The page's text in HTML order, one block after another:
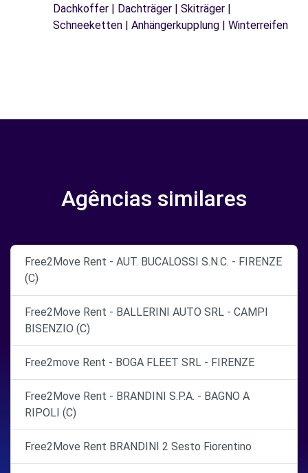
Dachkoffer | Dachträger | Skiträger |
Schneeketten | Anhängerkupplung | Winterreifen
Agências similares
Free2Move Rent - AUT. BUCALOSSI S.N.C. - FIRENZE
(C)
Free2Move Rent - BALLERINI AUTO SRL - CAMPI
BISENZIO (C)
Free2move Rent - BOGA FLEET SRL - FIRENZE
Free2Move Rent - BRANDINI S.P.A. - BAGNO A
RIPOLI (C)
Free2Move Rent BRANDINI 2 Sesto Fiorentino